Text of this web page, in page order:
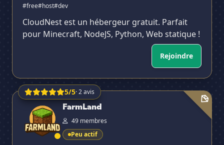
#free#host#dev
CloudNest est un hébergeur gratuit. Parfait
pour Minecraft, NodeJS, Python, Web statique !
Rejoindre
5/5· 2 avis
FarmLand
FarmLand
49 membres
Peu actif